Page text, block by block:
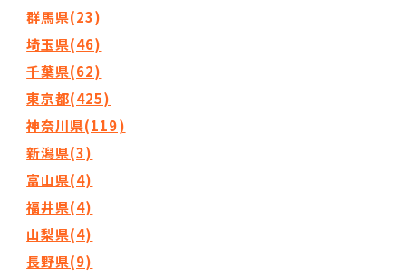
群馬県(23)
埼玉県(46)
千葉県(62)
東京都(425)
神奈川県(119)
新潟県(3)
富山県(4)
福井県(4)
山梨県(4)
長野県(9)